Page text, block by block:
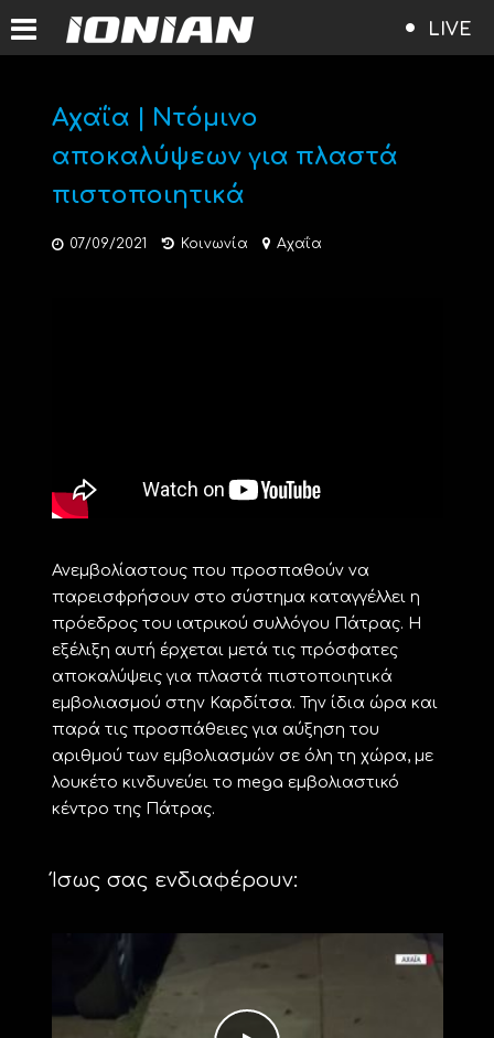
LIVE
Αχαΐα | Ντόμινο
αποκαλύψεων για πλαστά
πιστοποιητικά
07/09/2021 Κοινωνία Αχαΐα
Ανεμβολίαστους που προσπαθούν να
παρεισφρήσουν στο σύστημα καταγγέλλει η
πρόεδρος του ιατρικού συλλόγου Πάτρας. Η
εξέλιξη αυτή έρχεται μετά τις πρόσφατες
αποκαλύψεις για πλαστά πιστοποιητικά
εμβολιασμού στην Καρδίτσα. Την ίδια ώρα και
παρά τις προσπάθειες για αύξηση του
αριθμού των εμβολιασμών σε όλη τη χώρα, με
λουκέτο κινδυνεύει το mega εμβολιαστικό
κέντρο της Πάτρας.
Ίσως σας ενδιαφέρουν: